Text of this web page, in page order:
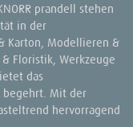
prandell stehen
in der
Karton, Modellieren &
Floristik, Werkzeuge
das
begehrt. Mit der
hervorragend